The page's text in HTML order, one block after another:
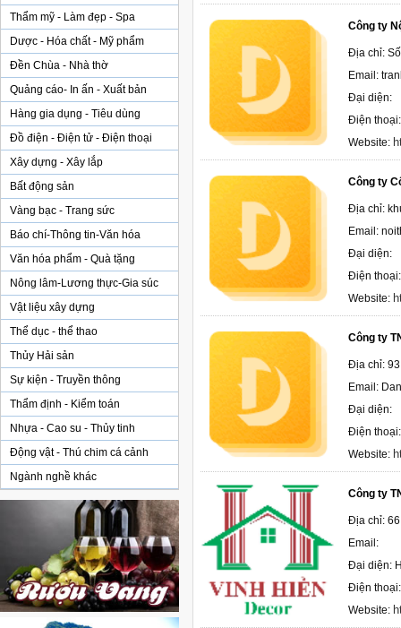
Thẩm mỹ - Làm đẹp - Spa
Dược - Hóa chất - Mỹ phẩm
Đền Chùa - Nhà thờ
Quảng cáo- In ấn - Xuất bản
Hàng gia dụng - Tiêu dùng
Đồ điện - Điện tử - Điện thoại
Xây dựng - Xây lắp
Bất động sản
Vàng bạc - Trang sức
Báo chí-Thông tin-Văn hóa
Văn hóa phẩm - Quà tặng
Nông lâm-Lương thực-Gia súc
Vật liệu xây dựng
Thể dục - thể thao
Thủy Hải sản
Sự kiện - Truyền thông
Thẩm định - Kiểm toán
Nhựa - Cao su - Thủy tinh
Động vật - Thú chim cá cảnh
Ngành nghề khác
Công ty
Địa chỉ:
Email:
Đại diện:
Điện
Website:
Công ty
Địa chỉ:
Email:
Đại diện:
Điện
Website:
Công ty
Địa chỉ: 93
Email:
Đại diện:
Điện
Website:
Công ty
Địa chỉ:
Email:
Đại diện:
Điện
Website: